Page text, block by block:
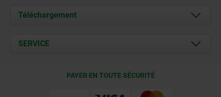
À propos de nous
Contact
Téléchargement
Documents
SERVICE
PAYER EN TOUTE SÉCURITÉ